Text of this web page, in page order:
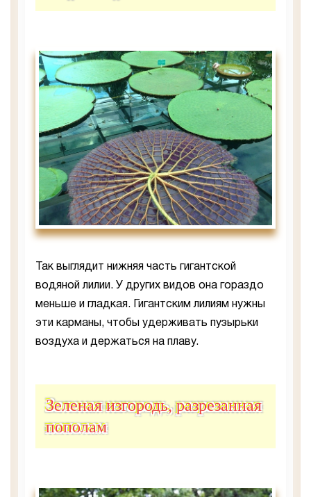
Так выглядит нижняя часть гигантской
водяной лилии. У других видов она гораздо
меньше и гладкая. Гигантским лилиям нужны
эти карманы, чтобы удерживать пузырьки
воздуха и держаться на плаву.
Зеленая изгородь, разрезанная
пополам